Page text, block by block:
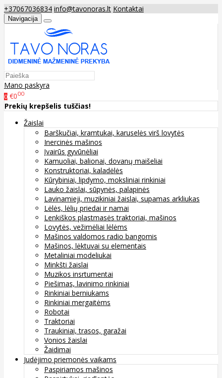
+37067036834 info@tavonoras.lt Kontaktai
Navigacija
Mano paskyra
0 €000
Prekių krepšelis tuščias!
Žaislai
Barškučiai, kramtukai, karuselės virš lovytės
Inercinės mašinos
Įvairūs gyvūnėliai
Kamuoliai, balionai, dovanų maišeliai
Konstruktoriai, kaladėlės
Kūrybiniai, lipdymo, moksliniai rinkiniai
Lauko žaislai, sūpynės, palapinės
Lavinamieji, muzikiniai žaislai, supamas arkliukas
Lėlės, lėlių priedai ir namai
Lenkiškos plastmasės traktoriai, mašinos
Lovytės, vežimėliai lėlėms
Mašinos valdomos radio bangomis
Mašinos, lėktuvai su elementais
Metaliniai modeliukai
Minkšti žaislai
Muzikos insrtumentai
Piešimas, lavinimo rinkiniai
Rinkiniai berniukams
Rinkiniai mergaitėms
Robotai
Traktoriai
Traukiniai, trasos, garažai
Vonios žaislai
Žaidimai
Judėjimo priemonės vaikams
Paspiriamos mašinos